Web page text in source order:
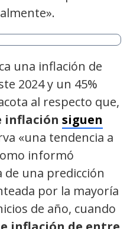
una inflación de
2024 y un 45%
al respecto que,
inflación siguen
«una tendencia a
informó
una predicción
por la mayoría
de año, cuando